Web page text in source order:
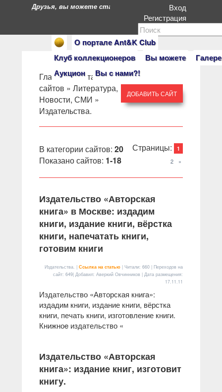
О портале Ant&K Club
Клуб коллекционеров
Вы можете
Аукцион
Вы с нами?!
Друзья, вы можете стать героями нашего портала.
Вход
Регистрация
Главная»Каталог
сайтов » Литература,
Новости, СМИ »
Издательства.
ДОБАВИТЬ САЙТ
В категории сайтов: 20
Показано сайтов: 1-18
Страницы: 1
2 »
Издательство «Авторская
книга» в Москве: издадим
книги, издание книги, вёрстка
книги, напечатать книги,
готовим книги
Издательства. | Ссылка на статью | Читали: 660 | Переходов на
сайт: 649| Добавил: Аверкий Овчинников | Дата размещения:
17.11.11
Издательство «Авторская книга»:
издадим книги, издание книги, вёрстка
книги, печать книги, изготовление книги.
Книжноe издательство «
Издательство «Авторская
книга»: издание книг, изготовит
книгу.